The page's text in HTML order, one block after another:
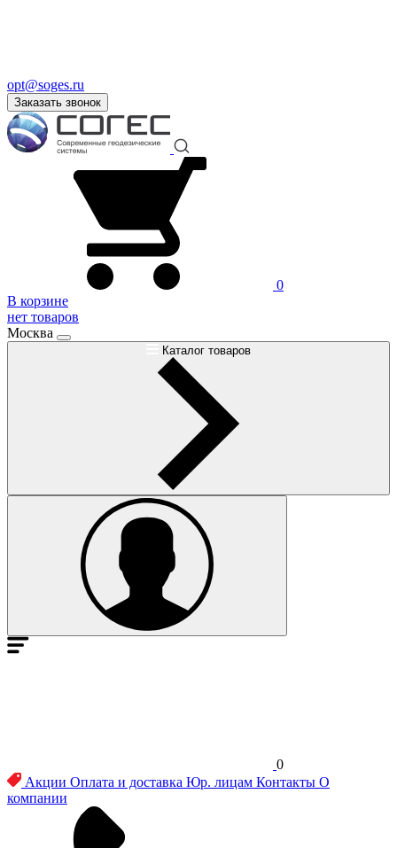
opt@soges.ru
Заказать звонок
0
В корзине
нет товаров
Москва
Каталог товаров
0
Акции Оплата и доставка Юр. лицам Контакты О
компании